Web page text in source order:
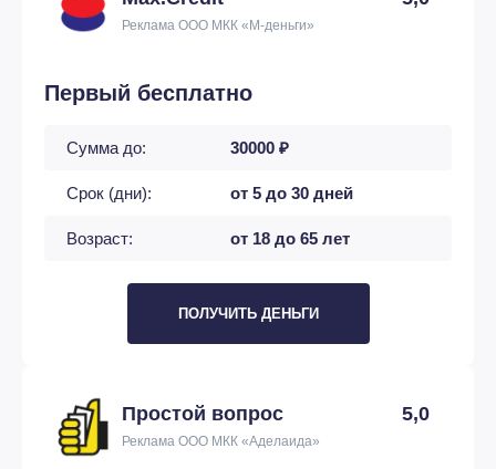
Реклама ООО МКК «М-деньги»
Первый бесплатно
Сумма до: 30000 ₽
Срок (дни): от 5 до 30 дней
Возраст: от 18 до 65 лет
ПОЛУЧИТЬ ДЕНЬГИ
Простой вопрос 5,0
Реклама ООО МКК «Аделаида»